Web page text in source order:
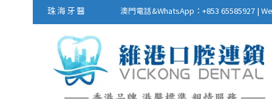
珠海牙醫 澳門電話&WhatsApp：+853 65585927 |